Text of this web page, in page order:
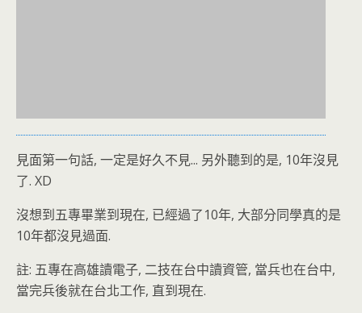
見面第一句話, 一定是好久不見... 另外聽到的是, 10年沒見
了. XD
沒想到五專畢業到現在, 已經過了10年, 大部分同學真的是
10年都沒見過面.
註: 五專在高雄讀電子, 二技在台中讀資管, 當兵也在台中,
當完兵後就在台北工作, 直到現在.